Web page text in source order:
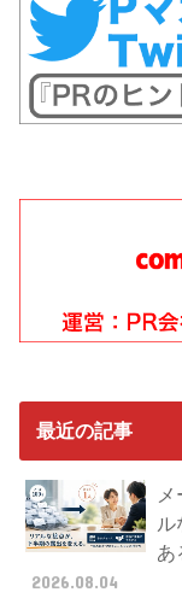
最近の記事
ル
あ
2026.08.04